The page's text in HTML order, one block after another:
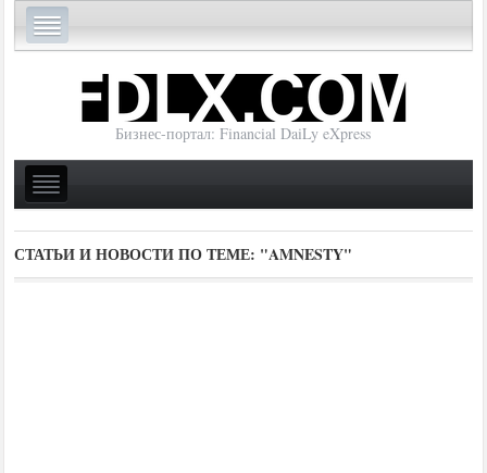
Бизнес-портал: Financial DaiLy eXpress
СТАТЬИ И НОВОСТИ ПО ТЕМЕ: "AMNESTY"